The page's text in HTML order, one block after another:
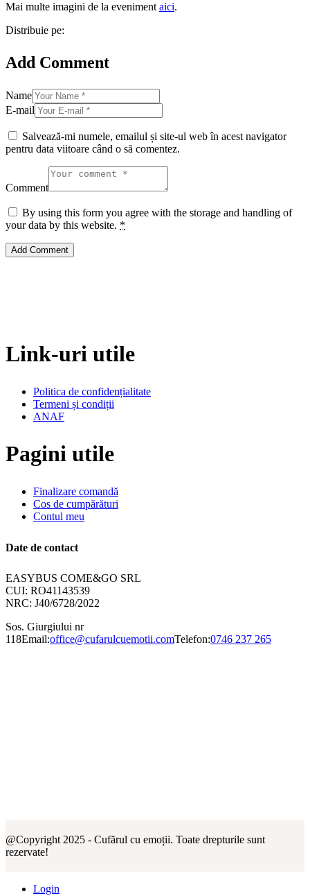
Mai multe imagini de la eveniment aici.
Distribuie pe:
Add Comment
Name
E-mail
Salvează-mi numele, emailul și site-ul web în acest navigator
pentru data viitoare când o să comentez.
Comment
By using this form you agree with the storage and handling of
your data by this website. *
Link-uri utile
Politica de confidențialitate
Termeni și condiții
ANAF
Pagini utile
Finalizare comandă
Cos de cumpărături
Contul meu
Date de contact
EASYBUS COME&GO SRL
CUI: RO41143539
NRC: J40/6728/2022
Sos. Giurgiului nr
118Email:office@cufarulcuemotii.comTelefon:0746 237 265
@Copyright 2025 - Cufărul cu emoții. Toate drepturile sunt
rezervate!
Login